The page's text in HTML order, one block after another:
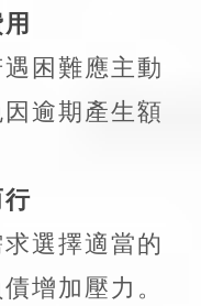
困難應主動
逾期產生額
選擇適當的
增加壓力。